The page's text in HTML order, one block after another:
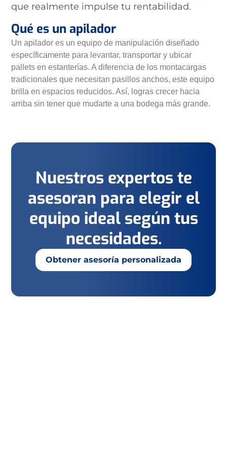
que realmente impulse tu rentabilidad.
Qué es un apilador
Un apilador es un equipo de manipulación diseñado
específicamente para levantar, transportar y ubicar
pallets en estanterías. A diferencia de los montacargas
tradicionales que necesitan pasillos anchos, este equipo
brilla en espacios reducidos. Así, logras crecer hacia
arriba sin tener que mudarte a una bodega más grande.
Nuestros expertos te
asesoran para elegir el
equipo ideal según tus
necesidades.
Obtener asesoría personalizada